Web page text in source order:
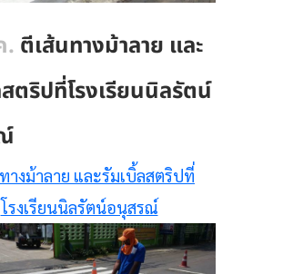
. ตีเส้นทางม้าลาย และ
ตริปที่โรงเรียนนิลรัตน์
างม้าลาย และรัมเบิ้ลสตริปที่
โรงเรียนนิลรัตน์อนุสรณ์